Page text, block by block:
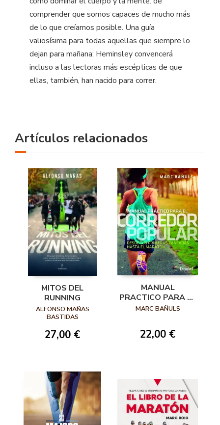
comprender que somos capaces de mucho más
de lo que creíamos posible. Una guía
valiosísima para todas aquellas que siempre lo
dejan para mañana: Heminsley convencerá
incluso a las lectoras más escépticas de que
ellas, también, han nacido para correr.
Artículos relacionados
MITOS DEL
RUNNING
ALFONSO MAÑAS
BASTIDAS
27,00 €
MANUAL
PRACTICO PARA EL
CORREDOR
ZANCADAS HASTA
MARC BAÑULS
22,00 €